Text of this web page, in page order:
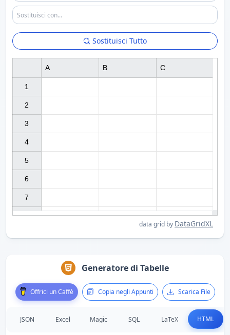
Sostituisci Tutto
data grid by DataGridXL
1
2
3
4
5
6
7
A B C
Generatore di Tabelle
Offrici un Caffè Copia negli Appunti Scarica File
JSON Excel Magic SQL LaTeX HTML